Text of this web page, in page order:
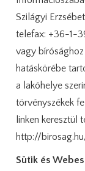
Szilágyi
telefax: +36-1-
vagy
hatáskörébe
a lakóhelye
törvényszékek
linken keresztül
http://
Sütik és